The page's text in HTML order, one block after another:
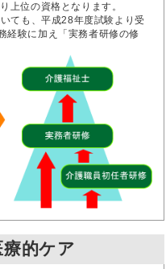
上位の資格となります。
ても、平成28年度試験より受
経験に加え「実務者研修の修
的ケア